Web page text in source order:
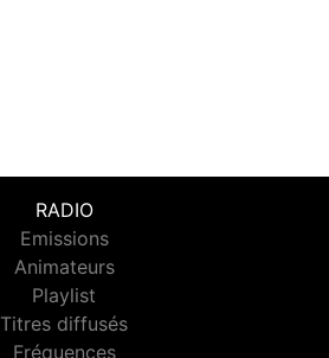
RADIO
Emissions
Animateurs
Playlist
Titres diffusés
Fréquences